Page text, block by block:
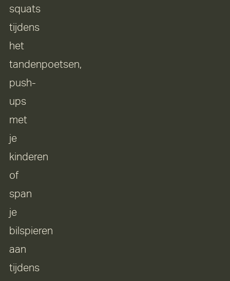
squats
tijdens
het
tandenpoetsen,
push-
ups
met
je
kinderen
of
span
je
bilspieren
aan
tijdens